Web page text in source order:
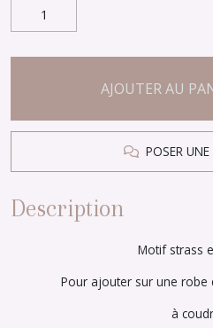
AJOUTER AU
POSER UNE
Description
Motif strass
Pour ajouter sur une robe
à